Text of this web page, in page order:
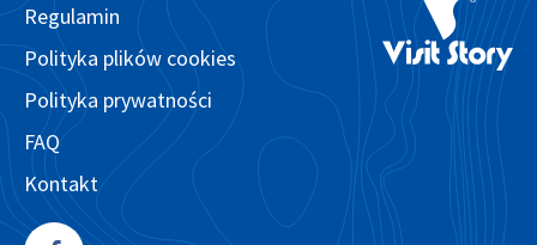
Regulamin
Polityka plików cookies
Polityka prywatności
FAQ
Kontakt